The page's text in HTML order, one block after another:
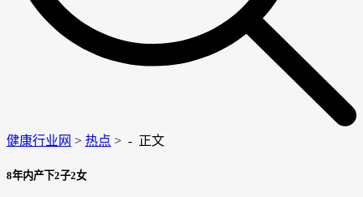
健康行业网 > 热点 > - 正文
8年内产下2子2女